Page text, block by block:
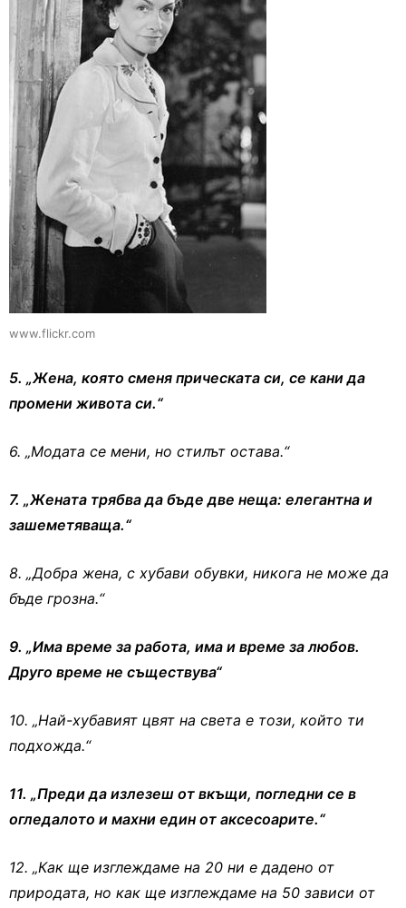
www.flickr.com
5. „Жена, която сменя прическата си, се кани да
промени живота си.“
6. „Модата се мени, но стилът остава.“
7. „Жената трябва да бъде две неща: елегантна и
зашеметяваща.“
8. „Добра жена, с хубави обувки, никога не може да
бъде грозна.“
9. „Има време за работа, има и време за любов.
Друго време не съществува“
10. „Най-хубавият цвят на света е този, който ти
подхожда.“
11. „Преди да излезеш от вкъщи, погледни се в
огледалото и махни един от аксесоарите.“
12. „Как ще изглеждаме на 20 ни е дадено от
природата, но как ще изглеждаме на 50 зависи от